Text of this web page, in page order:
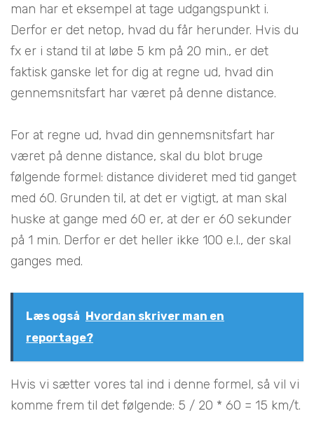
man har et eksempel at tage udgangspunkt i.
Derfor er det netop, hvad du får herunder. Hvis du
fx er i stand til at løbe 5 km på 20 min., er det
faktisk ganske let for dig at regne ud, hvad din
gennemsnitsfart har været på denne distance.
For at regne ud, hvad din gennemsnitsfart har
været på denne distance, skal du blot bruge
følgende formel: distance divideret med tid ganget
med 60. Grunden til, at det er vigtigt, at man skal
huske at gange med 60 er, at der er 60 sekunder
på 1 min. Derfor er det heller ikke 100 e.l., der skal
ganges med.
Læs også Hvordan skriver man en
reportage?
Hvis vi sætter vores tal ind i denne formel, så vil vi
komme frem til det følgende: 5 / 20 * 60 = 15 km/t.